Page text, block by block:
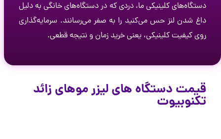
دستگاه‌های کلینیکی ما، دردی که در دستگاه‌های خانگی به دلیل
داغ شدن لنز حس می‌کنید را به صفر می‌رسانند. سرمایه‌گذاری
روی کیفیت کلینیکی، یعنی خرید زمان و نتیجه قطعی.
قیمت دستگاه های لیزر موهای زائد
تکنوبیوت